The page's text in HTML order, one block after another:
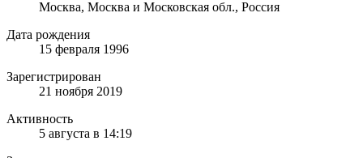
Москва, Москва и Московская обл., Россия
Дата рождения
15 февраля 1996
Зарегистрирован
21 ноября 2019
Активность
5 августа в 14:19